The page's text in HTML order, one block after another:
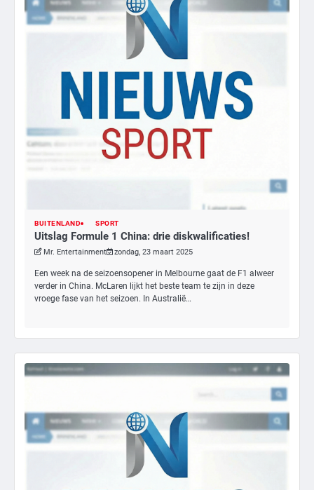
BUITENLAND SPORT
Uitslag Formule 1 China: drie diskwalificaties!
Mr. Entertainment zondag, 23 maart 2025
Een week na de seizoensopener in Melbourne gaat de F1 alweer
verder in China. McLaren lijkt het beste team te zijn in deze
vroege fase van het seizoen. In Australië…